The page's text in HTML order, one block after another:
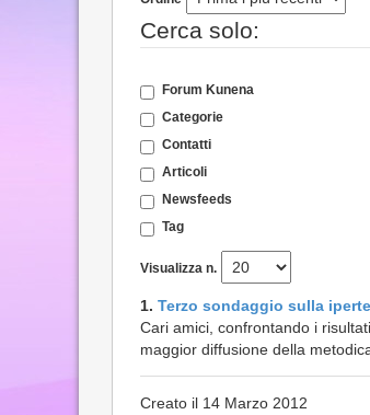
Cerca solo:
Forum Kunena
Categorie
Contatti
Articoli
Newsfeeds
Tag
Visualizza n.
1. Terzo sondaggio sulla
Cari amici, confrontando i
maggior diffusione della
Creato il 14 Marzo 2012